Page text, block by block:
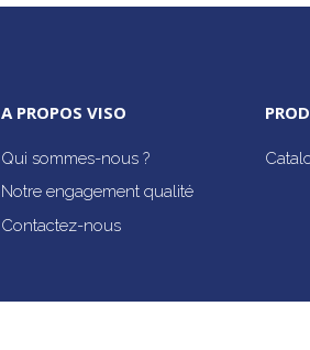
A PROPOS VISO
Qui sommes-nous ?
Notre engagement qualité
Contactez-nous